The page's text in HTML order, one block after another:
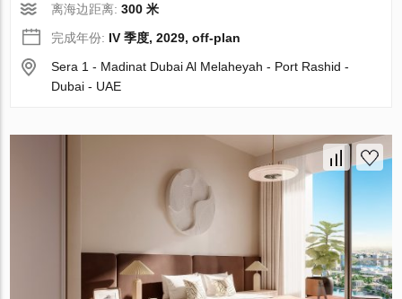
离海边距离:300 米
完成年份: IV 季度, 2029, off-plan
Sera 1 - Madinat Dubai Al Melaheyah - Port Rashid -
Dubai - UAE